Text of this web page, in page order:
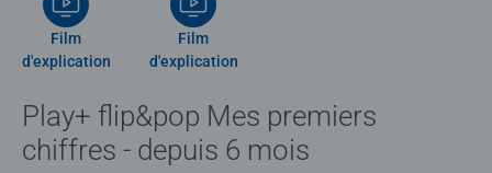
Film
d'explication
Film
d'explication
Play+ flip&pop Mes premiers
chiffres - depuis 6 mois